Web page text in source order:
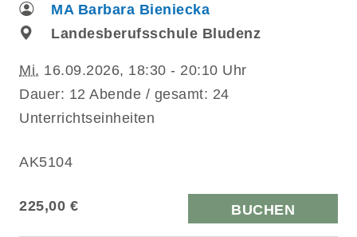
MA Barbara Bieniecka
Landesberufsschule Bludenz
Mi. 16.09.2026, 18:30 - 20:10 Uhr
Dauer: 12 Abende / gesamt: 24
Unterrichtseinheiten
AK5104
225,00 € BUCHEN